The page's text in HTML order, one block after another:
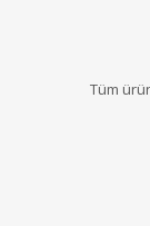
Tüm